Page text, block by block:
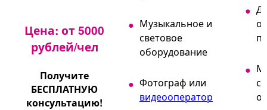
Цена: от 5000
рублей/чел
Получите
БЕСПЛАТНУЮ
консультацию!
Музыкальное и
световое
оборудование
Фотограф или
видеооператор